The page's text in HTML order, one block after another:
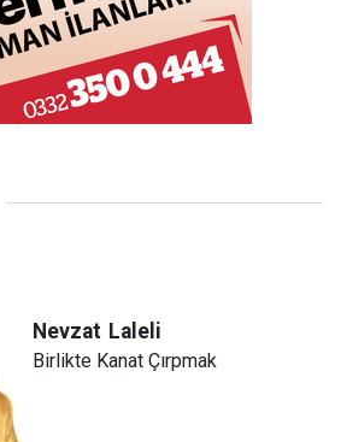
Nevzat Laleli
Birlikte Kanat Çırpmak